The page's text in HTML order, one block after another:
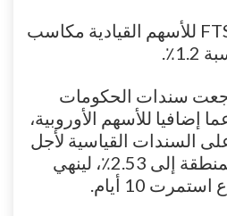
وحقق مؤشر FTSE 100 للأسهم القيادية مكاسب
1.2٪.
سندات الحكومات
إضافيا للأسهم الأوروبية،
السندات القياسية لأجل
10 سنوات في المنطقة إلى 2.53٪، لينهي
10 أيام.